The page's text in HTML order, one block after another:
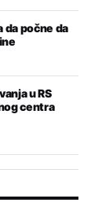
da počne da
u RS
centra